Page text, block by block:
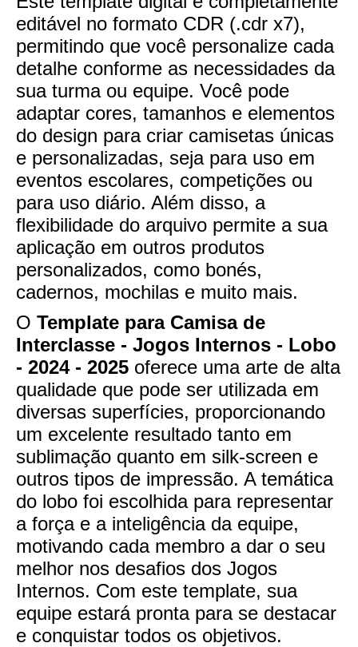
editável no formato CDR (.cdr x7),
permitindo que você personalize cada
detalhe conforme as necessidades da
sua turma ou equipe. Você pode
adaptar cores, tamanhos e elementos
do design para criar camisetas únicas
e personalizadas, seja para uso em
eventos escolares, competições ou
para uso diário. Além disso, a
flexibilidade do arquivo permite a sua
aplicação em outros produtos
personalizados, como bonés,
cadernos, mochilas e muito mais.
O Template para Camisa de
Interclasse - Jogos Internos - Lobo
- 2024 - 2025 oferece uma arte de alta
qualidade que pode ser utilizada em
diversas superfícies, proporcionando
um excelente resultado tanto em
sublimação quanto em silk-screen e
outros tipos de impressão. A temática
do lobo foi escolhida para representar
a força e a inteligência da equipe,
motivando cada membro a dar o seu
melhor nos desafios dos Jogos
Internos. Com este template, sua
equipe estará pronta para se destacar
e conquistar todos os objetivos.